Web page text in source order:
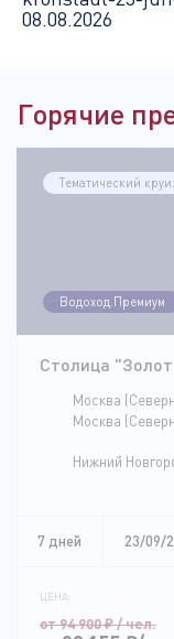
08.08.2026
Горячие
Тематический
Водоход.Премиум
Столица
Москва
Москва
Нижний
7 дней 23/09/
ЦЕНА:
от 94 900₽/ чел.